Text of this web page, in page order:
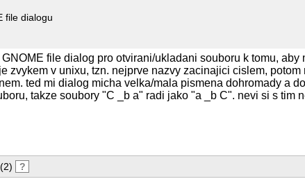
file dialogu
file dialog pro otvirani/ukladani souboru k tomu, aby
zvykem v unixu, tzn. nejprve nazvy zacinajici cislem, potom
ted mi dialog micha velka/mala pismena dohromady a
takze soubory "C _b a" radi jako "a _b C". nevi si s tim
(2) ?